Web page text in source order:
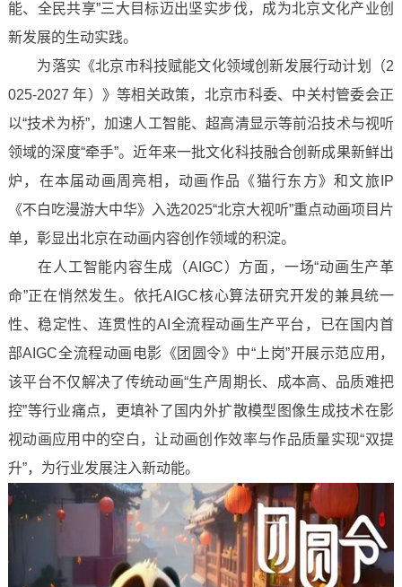
能、全民共享”三大目标迈出坚实步伐，成为北京文化产业创
新发展的生动实践。
为落实《北京市科技赋能文化领域创新发展行动计划（2
025-2027 年）》等相关政策，北京市科委、中关村管委会正
以“技术为桥”，加速人工智能、超高清显示等前沿技术与视听
领域的深度“牵手”。近年来一批文化科技融合创新成果新鲜出
炉，在本届动画周亮相，动画作品《猫行东方》和文旅IP
《不白吃漫游大中华》入选2025“北京大视听”重点动画项目片
单，彰显出北京在动画内容创作领域的积淀。
在人工智能内容生成（AIGC）方面，一场“动画生产革
命”正在悄然发生。依托AIGC核心算法研究开发的兼具统一
性、稳定性、连贯性的AI全流程动画生产平台，已在国内首
部AIGC全流程动画电影《团圆令》中“上岗”开展示范应用，
该平台不仅解决了传统动画“生产周期长、成本高、品质难把
控”等行业痛点，更填补了国内外扩散模型图像生成技术在影
视动画应用中的空白，让动画创作效率与作品质量实现“双提
升”，为行业发展注入新动能。